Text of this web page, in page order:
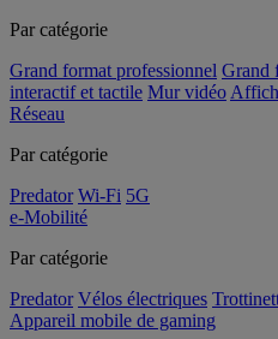
Par catégorie
Grand format professionnel Grand
interactif et tactile Mur vidéo
Réseau
Par catégorie
Predator Wi-Fi 5G
e-Mobilité
Par catégorie
Predator Vélos électriques
Appareil mobile de gaming